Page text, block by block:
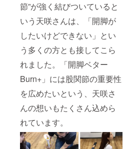
節”が強く結びついていると
いう天咲さんは、「開脚が
したいけどできない」とい
う多くの方とも接してこら
れました。「開脚ベター
Burn+」には股関節の重要性
を広めたいという、天咲さ
んの想いもたくさん込めら
れています。